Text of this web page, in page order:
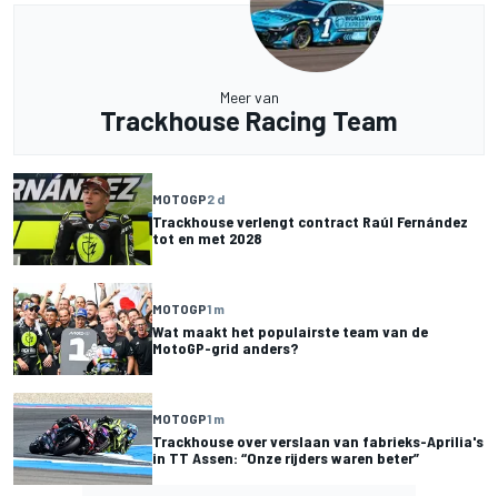
Meer van
Trackhouse Racing Team
MOTOGP2 d
Trackhouse verlengt contract Raúl Fernández
tot en met 2028
MOTOGP1 m
Wat maakt het populairste team van de
MotoGP-grid anders?
MOTOGP1 m
Trackhouse over verslaan van fabrieks-Aprilia's
in TT Assen: “Onze rijders waren beter”